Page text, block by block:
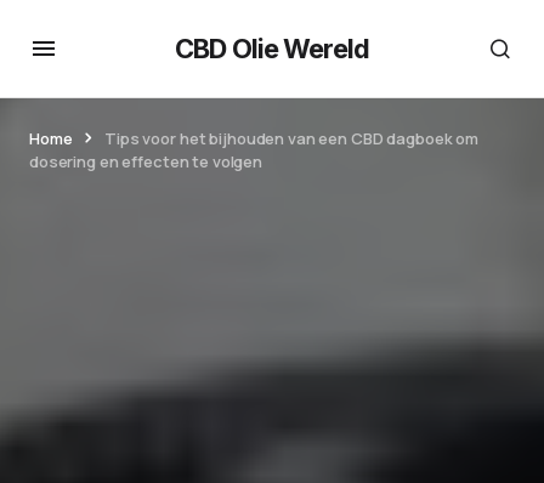
CBD Olie Wereld
Home
Tips voor het bijhouden van een CBD dagboek om
dosering en effecten te volgen